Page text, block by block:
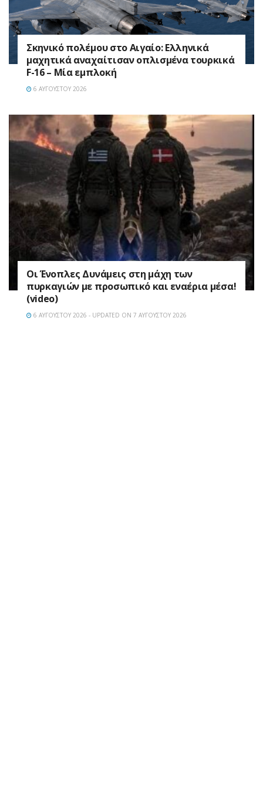
Σκηνικό πολέμου στο Αιγαίο: Ελληνικά
μαχητικά αναχαίτισαν οπλισμένα τουρκικά
F-16 – Μία εμπλοκή
6 ΑΥΓΟΎΣΤΟΥ 2026
Οι Ένοπλες Δυνάμεις στη μάχη των
πυρκαγιών με προσωπικό και εναέρια μέσα!
(video)
6 ΑΥΓΟΎΣΤΟΥ 2026 - UPDATED ON 7 ΑΥΓΟΎΣΤΟΥ 2026